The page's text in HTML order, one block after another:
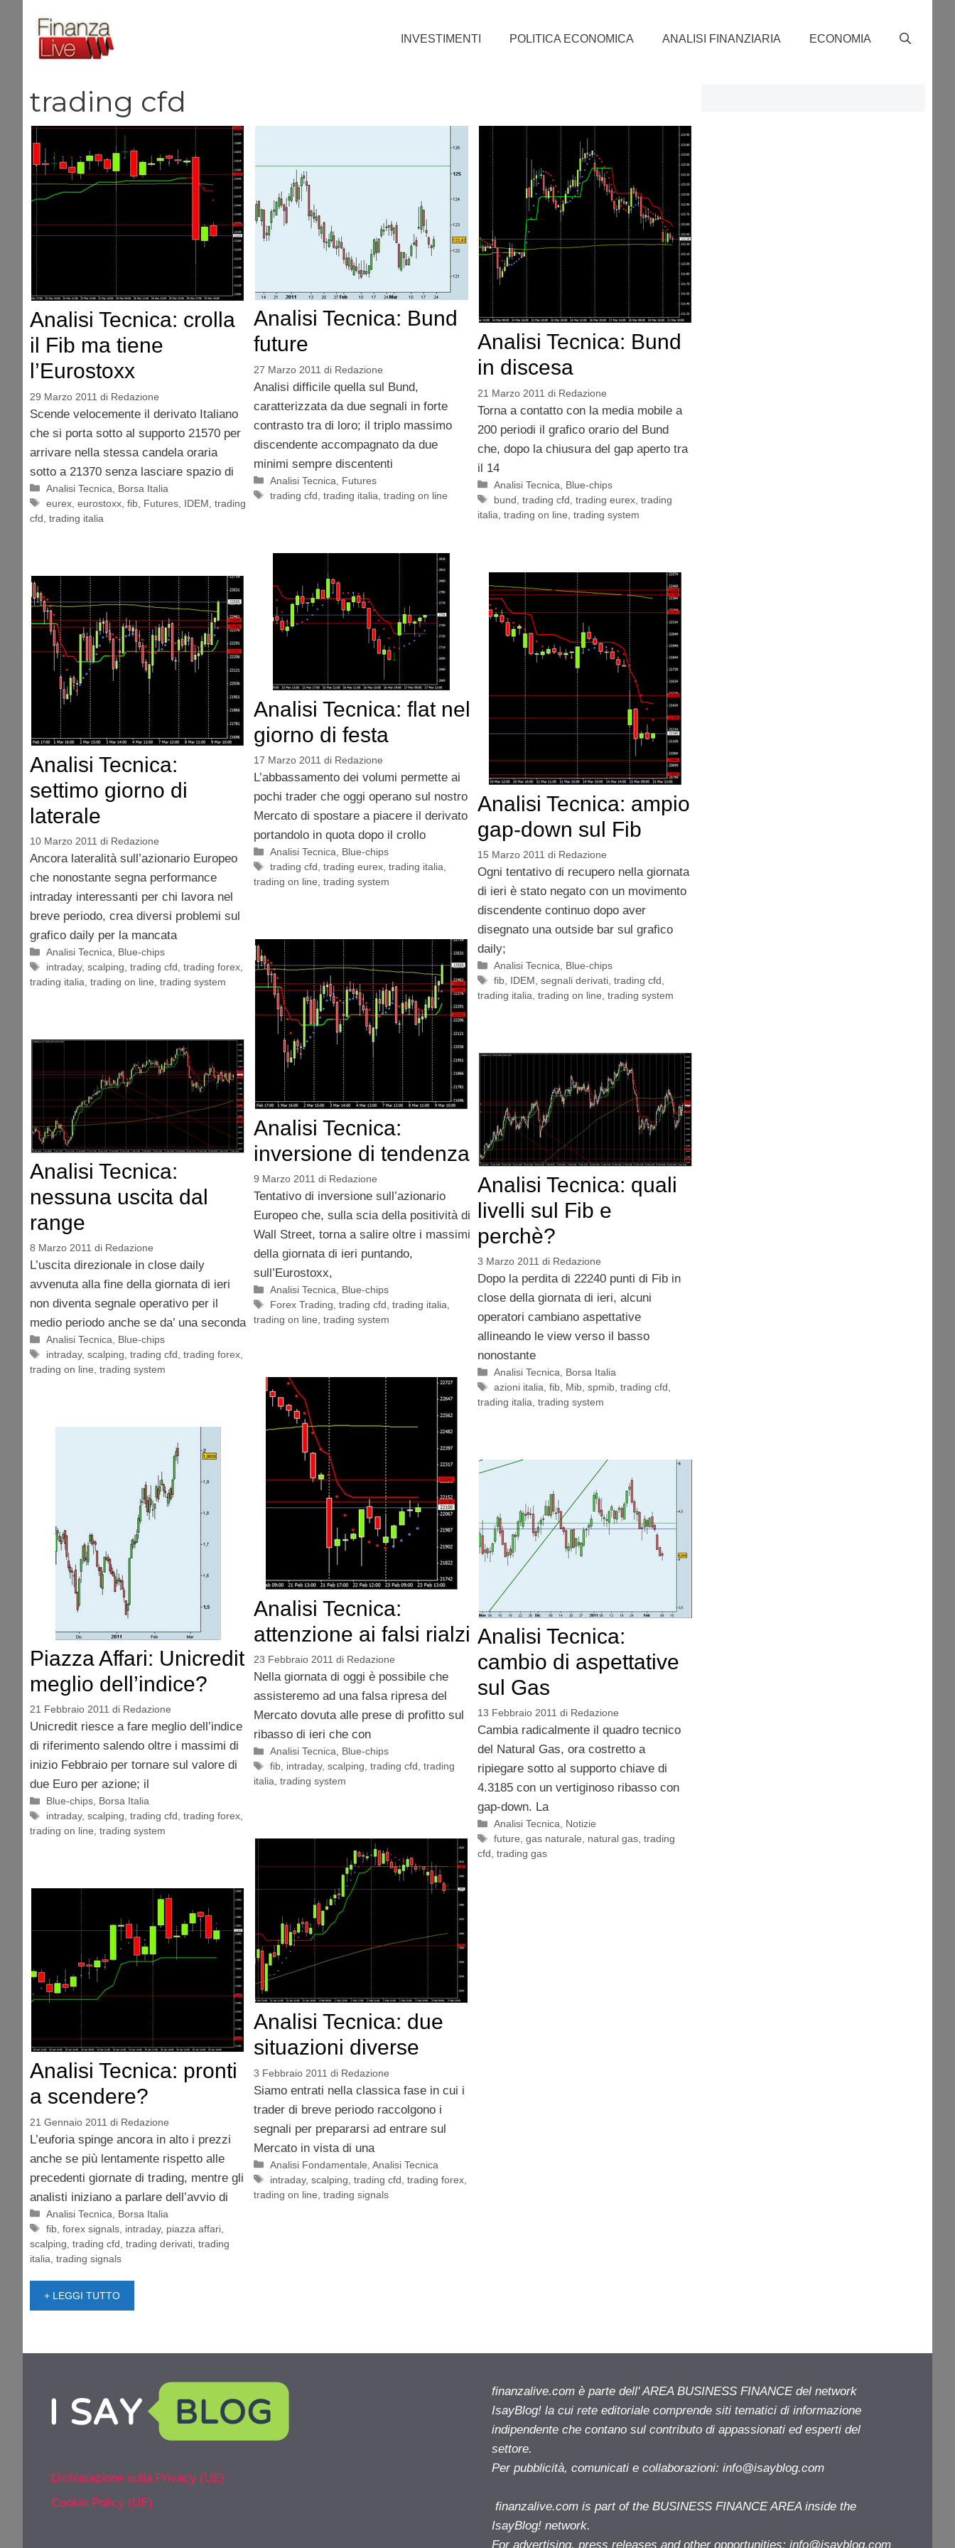
contenuto
INVESTIMENTI POLITICA ECONOMICA ANALISI FINANZIARIA ECONOMIA
trading cfd
Analisi Tecnica: crolla
il Fib ma tiene
l’Eurostoxx
29 Marzo 2011 di Redazione
Scende velocemente il derivato Italiano
che si porta sotto al supporto 21570 per
arrivare nella stessa candela oraria
sotto a 21370 senza lasciare spazio di
Categorie
Analisi Tecnica
Borsa Italia
Tag
eurex ,eurostoxx ,fib Futures IDEM ,trading
cfd trading italia
Analisi Tecnica: Bund
future
27 Marzo 2011 di Redazione
Analisi difficile quella sul Bund,
caratterizzata da due segnali in forte
contrasto tra di loro; il triplo massimo
discendente accompagnato da due
minimi sempre discententi
Categorie
Analisi Tecnica
Futures
Tag
trading cfd ,trading italia ,trading on line
Analisi Tecnica: Bund
in discesa
21 Marzo 2011 di Redazione
Torna a contatto con la media mobile a
200 periodi il grafico orario del Bund
che, dopo la chiusura del gap aperto tra
il 14
Categorie
Analisi Tecnica
Blue-chips
Tag
bund ,trading cfd ,trading eurex ,trading
italia trading on line trading system
Analisi Tecnica: flat nel
giorno di festa
17 Marzo 2011 di Redazione
L’abbassamento dei volumi permette ai
pochi trader che oggi operano sul nostro
Mercato di spostare a piacere il derivato
portandolo in quota dopo il crollo
Categorie
Analisi Tecnica
Blue-chips
Tag
trading cfd ,trading eurex ,trading italia
trading on line trading system
Analisi Tecnica: ampio
gap-down sul Fib
15 Marzo 2011 di Redazione
Ogni tentativo di recupero nella giornata
di ieri è stato negato con un movimento
discendente continuo dopo aver
disegnato una outside bar sul grafico
daily;
Categorie
Analisi Tecnica
Blue-chips
Tag
fib IDEM ,segnali derivati ,trading cfd
trading italia trading on line trading system
Analisi Tecnica:
settimo giorno di
laterale
10 Marzo 2011 di Redazione
Ancora lateralità sull’azionario Europeo
che nonostante segna performance
intraday interessanti per chi lavora nel
breve periodo, crea diversi problemi sul
grafico daily per la mancata
Categorie
Analisi Tecnica
Blue-chips
Tag
intraday,scalping ,trading cfd ,trading forex
trading italia trading on line trading system
Analisi Tecnica:
inversione di tendenza
9 Marzo 2011 di Redazione
Tentativo di inversione sull’azionario
Europeo che, sulla scia della positività di
Wall Street, torna a salire oltre i massimi
della giornata di ieri puntando,
sull’Eurostoxx,
Categorie
Analisi Tecnica
Blue-chips
Tag
Forex Trading ,trading cfd ,trading italia
trading on line trading system
Analisi Tecnica:
nessuna uscita dal
range
8 Marzo 2011 di Redazione
L’uscita direzionale in close daily
avvenuta alla fine della giornata di ieri
non diventa segnale operativo per il
medio periodo anche se da’ una seconda
Categorie
Analisi Tecnica
Blue-chips
Tag
intraday,scalping ,trading cfd ,trading forex
trading on line trading system
Analisi Tecnica: quali
livelli sul Fib e
perchè?
3 Marzo 2011 di Redazione
Dopo la perdita di 22240 punti di Fib in
close della giornata di ieri, alcuni
operatori cambiano aspettative
allineando le view verso il basso
nonostante
Categorie
Analisi Tecnica
Borsa Italia
Tag
azioni italia ,fib Mib ,spmib ,trading cfd
trading italia trading system
Analisi Tecnica:
attenzione ai falsi rialzi
23 Febbraio 2011 di Redazione
Nella giornata di oggi è possibile che
assisteremo ad una falsa ripresa del
Mercato dovuta alle prese di profitto sul
ribasso di ieri che con
Categorie
Analisi Tecnica, Blue-chips
Tag
fib, intraday,scalping,trading cfd,trading
italia, trading system
Piazza Affari: Unicredit
meglio dell’indice?
21 Febbraio 2011 di Redazione
Unicredit riesce a fare meglio dell’indice
di riferimento salendo oltre i massimi di
inizio Febbraio per tornare sul valore di
due Euro per azione; il
Categorie
Blue-chips, Borsa Italia
Tag
intraday,scalping,trading cfd,trading forex,
trading on line, trading system
Analisi Tecnica:
cambio di aspettative
sul Gas
13 Febbraio 2011 di Redazione
Cambia radicalmente il quadro tecnico
del Natural Gas, ora costretto a
ripiegare sotto al supporto chiave di
4.3185 con un vertiginoso ribasso con
gap-down. La
Categorie
Analisi Tecnica, Notizie
Tag
future,gas naturale, natural gas,trading
cfd, trading gas
Analisi Tecnica: due
situazioni diverse
3 Febbraio 2011 di Redazione
Siamo entrati nella classica fase in cui i
trader di breve periodo raccolgono i
segnali per prepararsi ad entrare sul
Mercato in vista di una
Categorie
Analisi Fondamentale ,Analisi Tecnica
Tag
intraday,scalping ,trading cfd ,trading forex
trading on line trading signals
Analisi Tecnica: pronti
a scendere?
21 Gennaio 2011 di Redazione
L’euforia spinge ancora in alto i prezzi
anche se più lentamente rispetto alle
precedenti giornate di trading, mentre gli
analisti iniziano a parlare dell’avvio di
Categorie
Analisi Tecnica
Borsa Italia
Tag
fib ,forex signals intraday, piazza affari
scalping trading cfd trading derivati trading
italia trading signals
+ LEGGI TUTTO
Dichiarazione sulla Privacy (UE)
Cookie Policy (UE)
finanzalive.com è parte dell' AREA BUSINESS FINANCE del network
IsayBlog! la cui rete editoriale comprende siti tematici di informazione
indipendente che contano sul contributo di appassionati ed esperti del
settore.
Per pubblicità, comunicati e collaborazioni: info@isayblog.com
finanzalive.com is part of the BUSINESS FINANCE AREA inside the
IsayBlog! network.
For advertising, press releases and other opportunities: info@isayblog.com